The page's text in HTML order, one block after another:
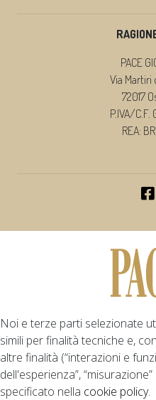
PACE
Via Martiri
72017
P.IVA/C.F.
REA:
Noi e terze parti selezionate
simili per finalità tecniche e,
altre finalità (“interazioni e
dell'esperienza”,
specificato nella cookie policy.